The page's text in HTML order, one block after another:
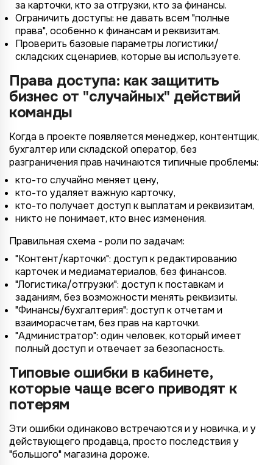
за карточки, кто за отгрузки, кто за финансы.
Ограничить доступы: не давать всем "полные
права", особенно к финансам и реквизитам.
Проверить базовые параметры логистики/
складских сценариев, которые вы используете.
Права доступа: как защитить
бизнес от "случайных" действий
команды
Когда в проекте появляется менеджер, контентщик,
бухгалтер или складской оператор, без
разграничения прав начинаются типичные проблемы:
кто-то случайно меняет цену,
кто-то удаляет важную карточку,
кто-то получает доступ к выплатам и реквизитам,
никто не понимает, кто внес изменения.
Правильная схема - роли по задачам:
"Контент/карточки": доступ к редактированию
карточек и медиаматериалов, без финансов.
"Логистика/отгрузки": доступ к поставкам и
заданиям, без возможности менять реквизиты.
"Финансы/бухгалтерия": доступ к отчетам и
взаиморасчетам, без прав на карточки.
"Администратор": один человек, который имеет
полный доступ и отвечает за безопасность.
Типовые ошибки в кабинете,
которые чаще всего приводят к
потерям
Эти ошибки одинаково встречаются и у новичка, и у
действующего продавца, просто последствия у
"большого" магазина дороже.